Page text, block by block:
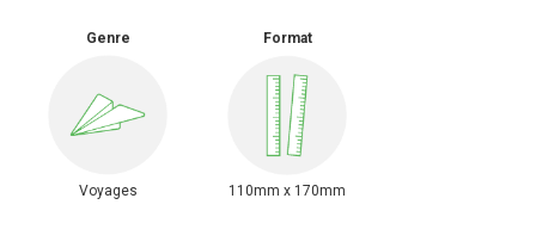
Genre
Voyages
Format
110mm x 170mm